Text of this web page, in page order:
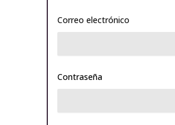
Correo electrónico
Contraseña